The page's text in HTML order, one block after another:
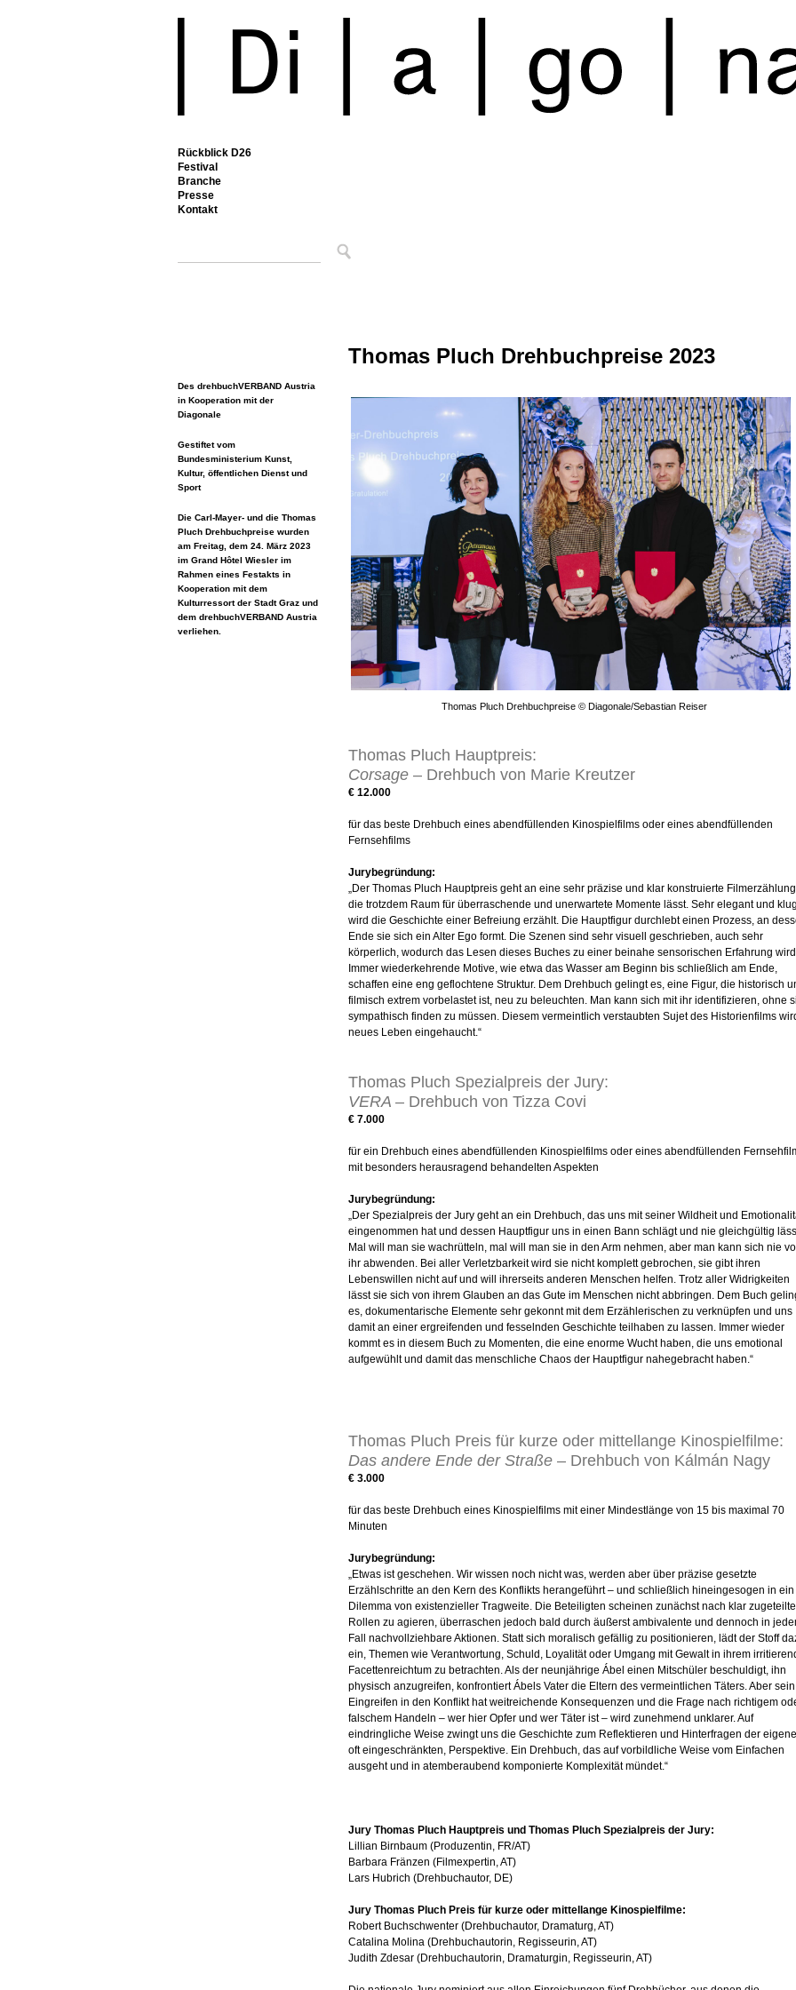
Rückblick D26
Festival
Branche
Presse
Kontakt
Des drehbuchVERBAND Austria
in Kooperation mit der
Diagonale
Gestiftet vom
Bundesministerium Kunst,
Kultur, öffentlichen Dienst und
Sport
Die Carl-Mayer- und die Thomas
Pluch Drehbuchpreise wurden
am Freitag, dem 24. März 2023
im Grand Hôtel Wiesler im
Rahmen eines Festakts in
Kooperation mit dem
Kulturressort der Stadt Graz und
dem drehbuchVERBAND Austria
verliehen.
Thomas Pluch Drehbuchpreise 2023
Thomas Pluch Drehbuchpreise © Diagonale/Sebastian Reiser
Thomas Pluch Hauptpreis:
Corsage – Drehbuch von Marie Kreutzer
€ 12.000
für das beste Drehbuch eines abendfüllenden Kinospielfilms oder eines abendfüllenden
Fernsehfilms
Jurybegründung:
„Der Thomas Pluch Hauptpreis geht an eine sehr präzise und klar konstruierte
die trotzdem Raum für überraschende und unerwartete Momente lässt. Sehr elegant und klug
wird die Geschichte einer Befreiung erzählt. Die Hauptfigur durchlebt einen Prozess, an
Ende sie sich ein Alter Ego formt. Die Szenen sind sehr visuell geschrieben, auch sehr
körperlich, wodurch das Lesen dieses Buches zu einer beinahe sensorischen Erfahrung
Immer wiederkehrende Motive, wie etwa das Wasser am Beginn bis schließlich am Ende,
schaffen eine eng geflochtene Struktur. Dem Drehbuch gelingt es, eine Figur, die historisch
filmisch extrem vorbelastet ist, neu zu beleuchten. Man kann sich mit ihr identifizieren, ohne
sympathisch finden zu müssen. Diesem vermeintlich verstaubten Sujet des Historienfilms
neues Leben eingehaucht.“
Thomas Pluch Spezialpreis der Jury:
VERA – Drehbuch von Tizza Covi
€ 7.000
für ein Drehbuch eines abendfüllenden Kinospielfilms oder eines abendfüllenden
mit besonders herausragend behandelten Aspekten
Jurybegründung:
„Der Spezialpreis der Jury geht an ein Drehbuch, das uns mit seiner Wildheit und
eingenommen hat und dessen Hauptfigur uns in einen Bann schlägt und nie gleichgültig
Mal will man sie wachrütteln, mal will man sie in den Arm nehmen, aber man kann sich nie
ihr abwenden. Bei aller Verletzbarkeit wird sie nicht komplett gebrochen, sie gibt ihren
Lebenswillen nicht auf und will ihrerseits anderen Menschen helfen. Trotz aller Widrigkeiten
lässt sie sich von ihrem Glauben an das Gute im Menschen nicht abbringen. Dem Buch
es, dokumentarische Elemente sehr gekonnt mit dem Erzählerischen zu verknüpfen und uns
damit an einer ergreifenden und fesselnden Geschichte teilhaben zu lassen. Immer wieder
kommt es in diesem Buch zu Momenten, die eine enorme Wucht haben, die uns emotional
aufgewühlt und damit das menschliche Chaos der Hauptfigur nahegebracht haben.“
Thomas Pluch Preis für kurze oder mittellange Kinospielfilme:
Das andere Ende der Straße – Drehbuch von Kálmán Nagy
€ 3.000
für das beste Drehbuch eines Kinospielfilms mit einer Mindestlänge von 15 bis maximal 70
Minuten
Jurybegründung:
„Etwas ist geschehen. Wir wissen noch nicht was, werden aber über präzise gesetzte
Erzählschritte an den Kern des Konflikts herangeführt – und schließlich hineingesogen in ein
Dilemma von existenzieller Tragweite. Die Beteiligten scheinen zunächst nach klar
Rollen zu agieren, überraschen jedoch bald durch äußerst ambivalente und dennoch in
Fall nachvollziehbare Aktionen. Statt sich moralisch gefällig zu positionieren, lädt der Stoff
ein, Themen wie Verantwortung, Schuld, Loyalität oder Umgang mit Gewalt in ihrem
Facettenreichtum zu betrachten. Als der neunjährige Ábel einen Mitschüler beschuldigt, ihn
physisch anzugreifen, konfrontiert Ábels Vater die Eltern des vermeintlichen Täters. Aber sein
Eingreifen in den Konflikt hat weitreichende Konsequenzen und die Frage nach richtigem
falschem Handeln – wer hier Opfer und wer Täter ist – wird zunehmend unklarer. Auf
eindringliche Weise zwingt uns die Geschichte zum Reflektieren und Hinterfragen der
oft eingeschränkten, Perspektive. Ein Drehbuch, das auf vorbildliche Weise vom Einfachen
ausgeht und in atemberaubend komponierte Komplexität mündet.“
Jury Thomas Pluch Hauptpreis und Thomas Pluch Spezialpreis der Jury:
Lillian Birnbaum (Produzentin, FR/AT)
Barbara Fränzen (Filmexpertin, AT)
Lars Hubrich (Drehbuchautor, DE)
Jury Thomas Pluch Preis für kurze oder mittellange Kinospielfilme:
Robert Buchschwenter (Drehbuchautor, Dramaturg, AT)
Catalina Molina (Drehbuchautorin, Regisseurin, AT)
Judith Zdesar (Drehbuchautorin, Dramaturgin, Regisseurin, AT)